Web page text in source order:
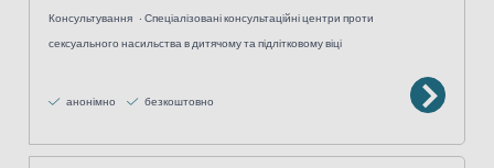
Консультування
Спеціалізовані консультаційні центри проти
сексуального насильства в дитячому та підлітковому віці
анонімно безкоштовно